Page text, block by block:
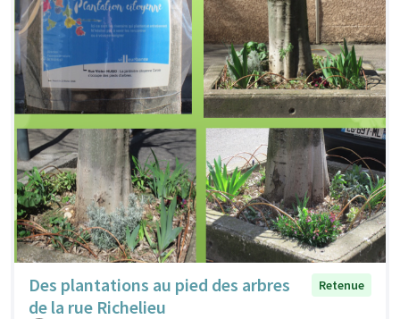
Des plantations au pied des arbres
de la rue Richelieu
Retenue